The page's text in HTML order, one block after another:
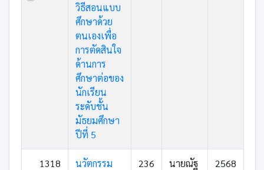
วิธีสอนแบบ
ศึกษาด้วย
ตนเองเพื่อ
การตัดสินใจ
ด้านการ
ศึกษาต่อของ
นักเรียน
ระดับชั้น
มัธยมศึกษา
ปีที่ 5
1318
นวัตกรรม
236
นายณัฐ
2568